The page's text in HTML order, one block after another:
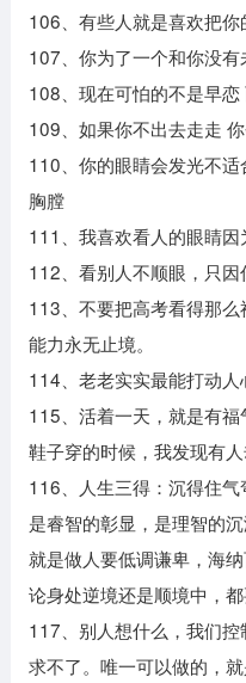
106、有些人就是喜欢把你
107、你为了一个和你没
108、现在可怕的不是早
109、如果你不出去走走
110、你的眼睛会发光不
胸膛
111、我喜欢看人的眼睛因
112、看别人不顺眼，只因
113、不要把高考看得那
能力永无止境。
114、老老实实最能打动人
115、活着一天，就是有
鞋子穿的时候，我发现有人
116、人生三得：沉得住气
是睿智的彰显，是理智的
就是做人要低调谦卑，海
论身处逆境还是顺境中，
117、别人想什么，我们
求不了。唯一可以做的，